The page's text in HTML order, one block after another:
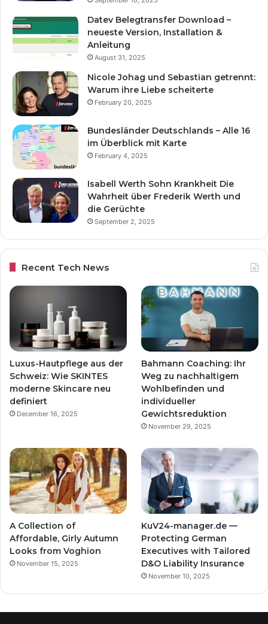
Datev Belegtransfer Download –
neueste Version, Installation &
Anleitung
August 31, 2025
Nicole Johag und Sebastian getrennt:
Warum ihre Liebe scheiterte
February 20, 2025
Bundesländer Deutschlands – Alle 16
im Überblick mit Karte
February 4, 2025
Isabell Werth Sohn Krankheit Die
Wahrheit über Frederik Werth und
die Gerüchte
September 2, 2025
Recent Tech News
Luxus-Hautpflege aus der
Schweiz: Wie SKINTES
moderne Skincare neu
definiert
December 16, 2025
Bahmann Coaching: Ihr
Weg zu nachhaltigem
Wohlbefinden und
individueller
Gewichtsreduktion
November 29, 2025
A Collection of
Affordable, Girly Autumn
Looks from Voghion
November 15, 2025
KuV24-manager.de —
Protecting German
Executives with Tailored
D&O Liability Insurance
November 10, 2025